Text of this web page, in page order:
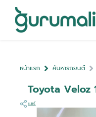
หน้าแรก ค้นหารถยนต์
Toyota Veloz
แชร์